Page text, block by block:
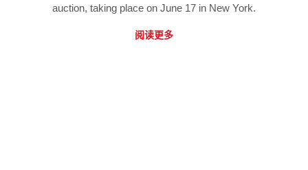
auction, taking place on June 17 in New York.
阅读更多